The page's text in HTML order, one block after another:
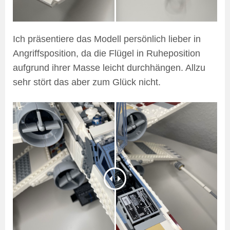
Ich präsentiere das Modell persönlich lieber in
Angriffsposition, da die Flügel in Ruheposition
aufgrund ihrer Masse leicht durchhängen. Allzu
sehr stört das aber zum Glück nicht.